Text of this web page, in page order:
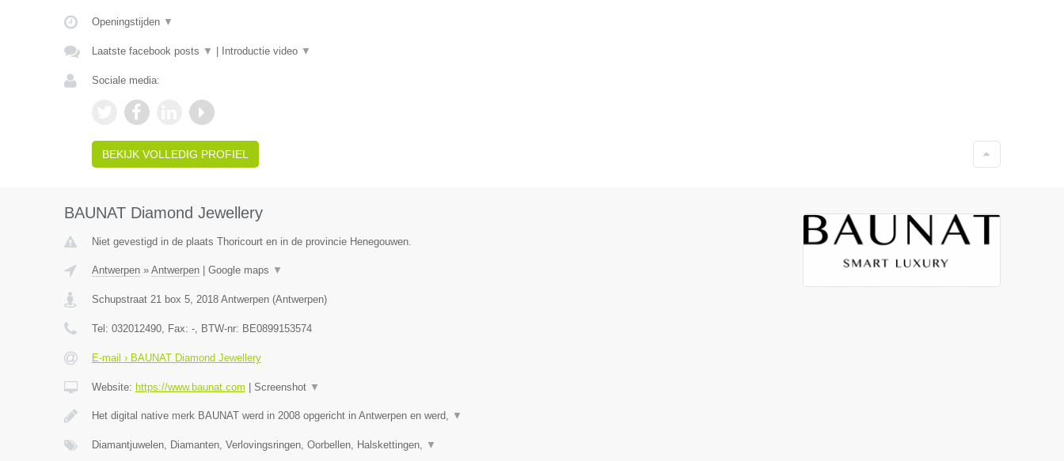
Openingstijden ▼
Laatste facebook posts ▼ Introductie video ▼
Sociale media:
BEKIJK VOLLEDIG PROFIEL
BAUNAT Diamond Jewellery
Niet gevestigd in de plaats Thoricourt en in de provincie Henegouwen.
Antwerpen» Antwerpen| Google maps ▼
Schupstraat 21 box 5, 2018 Antwerpen(Antwerpen)
Tel: 032012490, Fax: -, BTW-nr: BE0899153574
E-mail › BAUNAT Diamond Jewellery
Website: https://www.baunat.com Screenshot ▼
Het digital native merk BAUNAT werd in 2008 opgericht in Antwerpen en werd, ▼
Diamantjuwelen, Diamanten, Verlovingsringen, Oorbellen, Halskettingen, ▼